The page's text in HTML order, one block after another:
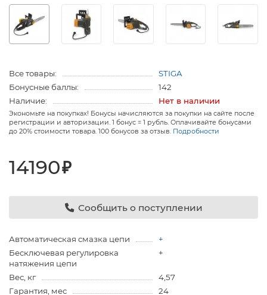
Все товары:
STIGA
Бонусные баллы:
142
Наличие:
Нет в наличии
Экономьте на покупках! Бонусы начисляются за покупки на сайте после
регистрации и авторизации. 1 бонус = 1 рубль. Оплачивайте бонусами
до 20% стоимости товара. 100 бонусов за отзыв. Подробности
14190₽
Сообщить о поступлении
Автоматическая смазка цепи
+
Бесключевая регулировка
натяжения цепи
+
Вес, кг
4,57
Гарантия, мес
24